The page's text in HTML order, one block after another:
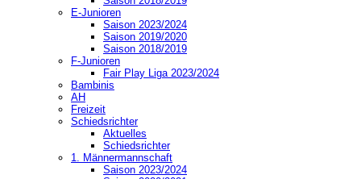
E-Junioren
Saison 2023/2024
Saison 2019/2020
Saison 2018/2019
F-Junioren
Fair Play Liga 2023/2024
Bambinis
AH
Freizeit
Schiedsrichter
Aktuelles
Schiedsrichter
1. Männermannschaft
Saison 2023/2024